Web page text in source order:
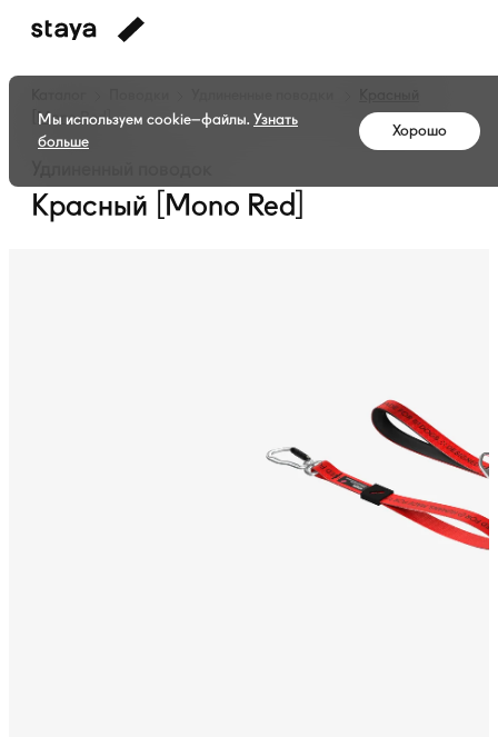
[Mono Red]
Красный [Mono Red]
Мы используем cookie–файлы. Узнать
больше
Хорошо